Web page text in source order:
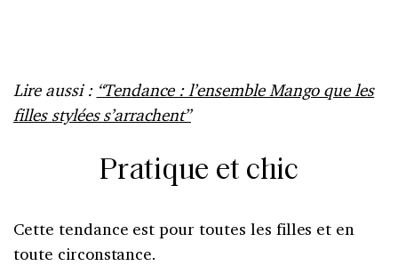
Lire aussi : “Tendance : l’ensemble Mango que les
filles stylées s’arrachent”
Pratique et chic
Cette tendance est pour toutes les filles et en
toute circonstance.